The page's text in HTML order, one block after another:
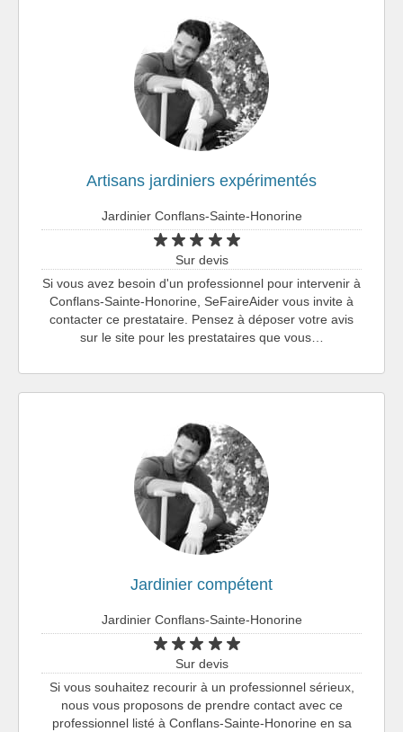
Artisans jardiniers expérimentés
Jardinier Conflans-Sainte-Honorine
Sur devis
Si vous avez besoin d'un professionnel pour intervenir à
Conflans-Sainte-Honorine, SeFaireAider vous invite à
contacter ce prestataire. Pensez à déposer votre avis
sur le site pour les prestataires que vous…
Jardinier compétent
Jardinier Conflans-Sainte-Honorine
Sur devis
Si vous souhaitez recourir à un professionnel sérieux,
nous vous proposons de prendre contact avec ce
professionnel listé à Conflans-Sainte-Honorine en sa